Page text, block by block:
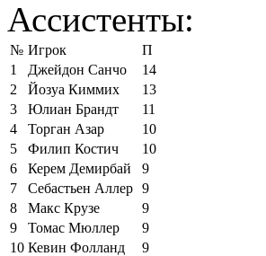
Ассистенты:
№ Игрок
П
1
Джейдон Санчо
14
2
Йозуа Киммих
13
3
Юлиан Брандт
11
4
Торган Азар
10
5
Филип Костич
10
6
Керем Демирбай
9
7
Себастьен Аллер 9
8
Макс Крузе
9
9
Томас Мюллер
9
10 Кевин Фолланд
9